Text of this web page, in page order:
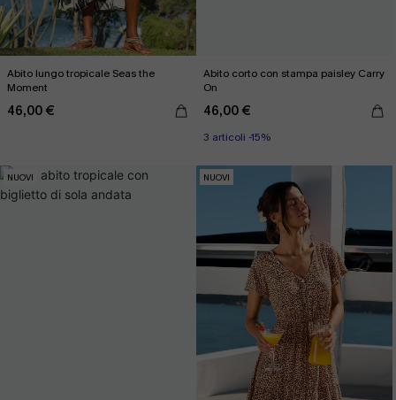
Abito lungo tropicale Seas the
Moment
46,00 €
Abito corto con stampa paisley Carry
On
46,00 €
3 articoli -15%
NUOVI NUOVI